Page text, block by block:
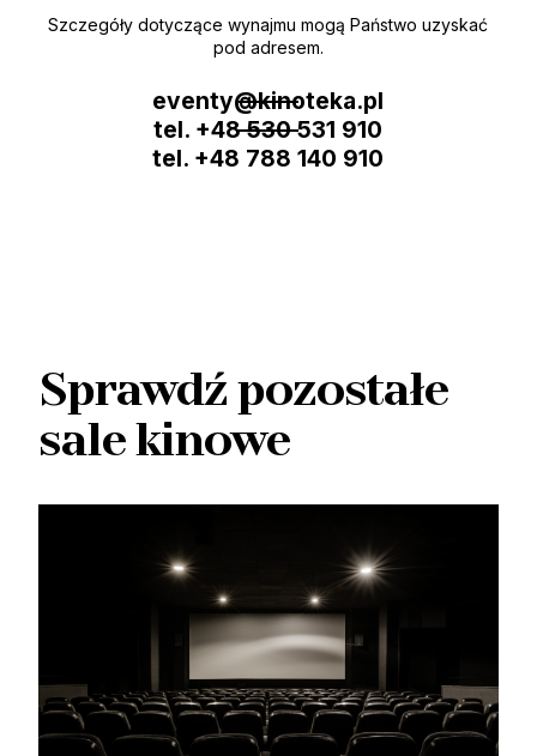
Szczegóły dotyczące wynajmu mogą Państwo uzyskać
pod adresem.
eventy@kinoteka.pl
tel. +48 530 531 910
tel. +48 788 140 910
Sprawdź pozostałe
sale kinowe